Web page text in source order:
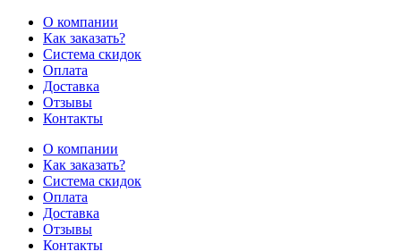
О компании
Как заказать?
Система скидок
Оплата
Доставка
Отзывы
Контакты
О компании
Как заказать?
Система скидок
Оплата
Доставка
Отзывы
Контакты